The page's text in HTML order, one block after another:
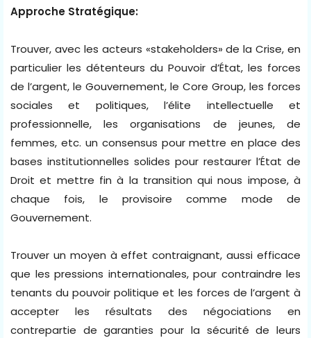
Approche Stratégique:
Trouver, avec les acteurs «stakeholders» de la Crise, en
particulier les détenteurs du Pouvoir d’État, les forces
de l’argent, le Gouvernement, le Core Group, les forces
sociales et politiques, l’élite intellectuelle et
professionnelle, les organisations de jeunes, de
femmes, etc. un consensus pour mettre en place des
bases institutionnelles solides pour restaurer l’État de
Droit et mettre fin à la transition qui nous impose, à
chaque fois, le provisoire comme mode de
Gouvernement.
Trouver un moyen à effet contraignant, aussi efficace
que les pressions internationales, pour contraindre les
tenants du pouvoir politique et les forces de l’argent à
accepter les résultats des négociations en
contrepartie de garanties pour la sécurité de leurs